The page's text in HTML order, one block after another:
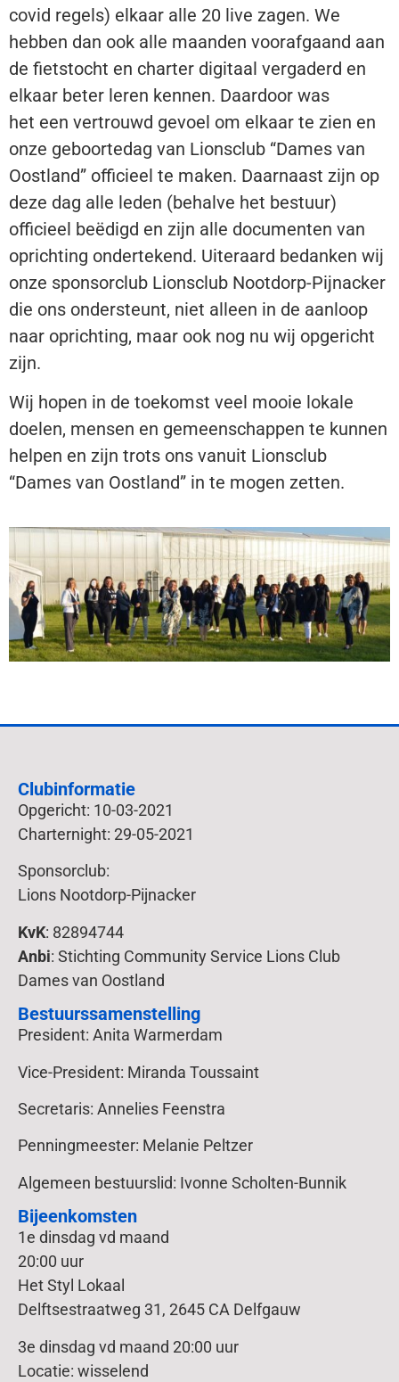
covid regels) elkaar alle 20 live zagen. We
hebben dan ook alle maanden voorafgaand aan
de fietstocht en charter digitaal vergaderd en
elkaar beter leren kennen. Daardoor was
het een vertrouwd gevoel om elkaar te zien en
onze geboortedag van Lionsclub “Dames van
Oostland” officieel te maken. Daarnaast zijn op
deze dag alle leden (behalve het bestuur)
officieel beëdigd en zijn alle documenten van
oprichting ondertekend. Uiteraard bedanken wij
onze sponsorclub Lionsclub Nootdorp-Pijnacker
die ons ondersteunt, niet alleen in de aanloop
naar oprichting, maar ook nog nu wij opgericht
zijn.
Wij hopen in de toekomst veel mooie lokale
doelen, mensen en gemeenschappen te kunnen
helpen en zijn trots ons vanuit Lionsclub
“Dames van Oostland” in te mogen zetten.
Clubinformatie
Opgericht: 10-03-2021
Charternight: 29-05-2021
Sponsorclub:
Lions Nootdorp-Pijnacker
KvK: 82894744
Anbi: Stichting Community Service Lions Club
Dames van Oostland
Bestuurssamenstelling
President: Anita Warmerdam
Vice-President: Miranda Toussaint
Secretaris: Annelies Feenstra
Penningmeester: Melanie Peltzer
Algemeen bestuurslid: Ivonne Scholten-Bunnik
Bijeenkomsten
1e dinsdag vd maand
20:00 uur
Het Styl Lokaal
Delftsestraatweg 31, 2645 CA Delfgauw
3e dinsdag vd maand 20:00 uur
Locatie: wisselend